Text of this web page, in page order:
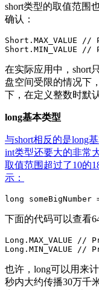
short类型的取值范围
确认：
Short.MAX_VALUE
在实际应用中，short
盘空间受限的情况下
下，在定义整数时默
long基本类型
与short相反的是long
int类型还要大的非常
取值范围超过了10的
示：
下面的代码可以查看
Long.MAX_VALUE
也许，long可以用来
秒内大约传播30万千